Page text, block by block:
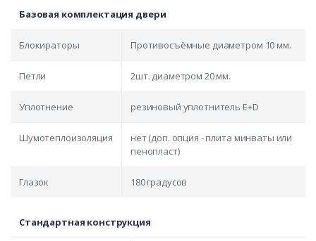
Базовая комплектация двери
Блокираторы Противосъёмные диаметром 10 мм.
Петли 2шт. диаметром 20 мм.
Уплотнение резиновый уплотнитель E+D
Шумотеплоизоляция
нет (доп. опция - плита минваты или
пенопласт)
Глазок 180 градусов
Стандартная конструкция